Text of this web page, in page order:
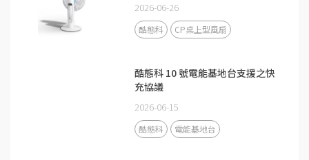
2026-06-26
酷態科 CP桌上型風扇
酷態科 10 號電能基地台支援之快
充協議
2026-06-15
酷態科 電能基地台